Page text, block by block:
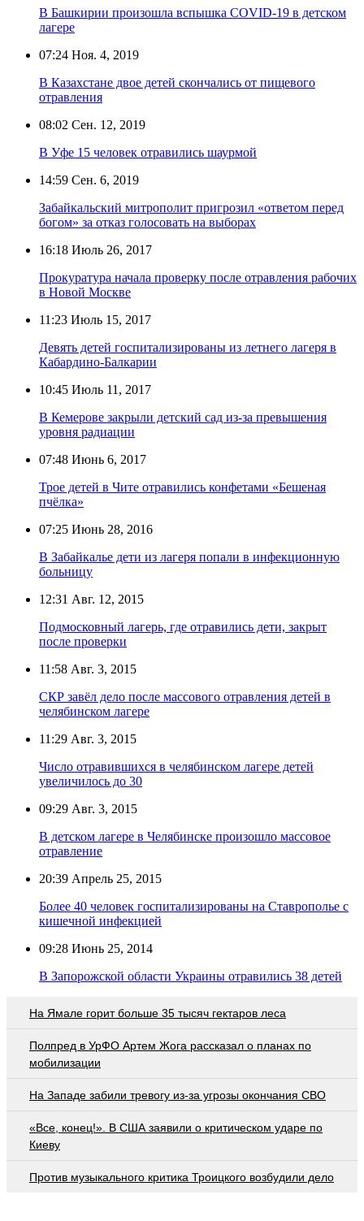
В Башкирии произошла вспышка COVID-19 в детском
лагере
07:24 Ноя. 4, 2019
В Казахстане двое детей скончались от пищевого
отравления
08:02 Сен. 12, 2019
В Уфе 15 человек отравились шаурмой
14:59 Сен. 6, 2019
Забайкальский митрополит пригрозил «ответом перед
богом» за отказ голосовать на выборах
16:18 Июль 26, 2017
Прокуратура начала проверку после отравления рабочих
в Новой Москве
11:23 Июль 15, 2017
Девять детей госпитализированы из летнего лагеря в
Кабардино-Балкарии
10:45 Июль 11, 2017
В Кемерове закрыли детский сад из-за превышения
уровня радиации
07:48 Июнь 6, 2017
Трое детей в Чите отравились конфетами «Бешеная
пчёлка»
07:25 Июнь 28, 2016
В Забайкалье дети из лагеря попали в инфекционную
больницу
12:31 Авг. 12, 2015
Подмосковный лагерь, где отравились дети, закрыт
после проверки
11:58 Авг. 3, 2015
СКР завёл дело после массового отравления детей в
челябинском лагере
11:29 Авг. 3, 2015
Число отравившихся в челябинском лагере детей
увеличилось до 30
09:29 Авг. 3, 2015
В детском лагере в Челябинске произошло массовое
отравление
20:39 Апрель 25, 2015
Более 40 человек госпитализированы на Ставрополье с
кишечной инфекцией
09:28 Июнь 25, 2014
В Запорожской области Украины отравились 38 детей
На Ямале горит больше 35 тысяч гектаров леса
Полпред в УрФО Артем Жога рассказал о планах по
мобилизации
На Западе забили тревогу из-за угрозы окончания СВО
«Все, конец!». В США заявили о критическом ударе по
Киеву
Против музыкального критика Троицкого возбудили дело